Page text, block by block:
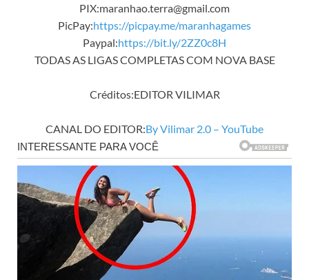
PIX:maranhao.terra@gmail.com
PicPay:https://picpay.me/maranhagames
Paypal:https://bit.ly/2ZZ0c8H
TODAS AS LIGAS COMPLETAS COM NOVA BASE
Créditos:EDITOR VILIMAR
CANAL DO EDITOR:By Vilimar 2.0 – YouTube